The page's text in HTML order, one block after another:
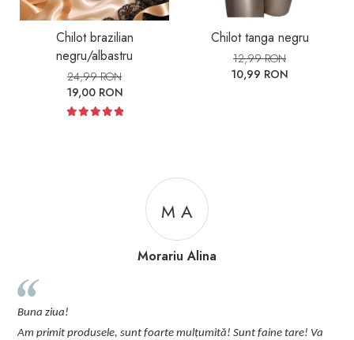
Chilot brazilian
negru/albastru
24,99 RON
19,00 RON
Chilot tanga negru
12,99 RON
10,99 RON
M A
Morariu Alina
Buna ziua!
Am primit produsele, sunt foarte mulțumită! Sunt faine tare! Va